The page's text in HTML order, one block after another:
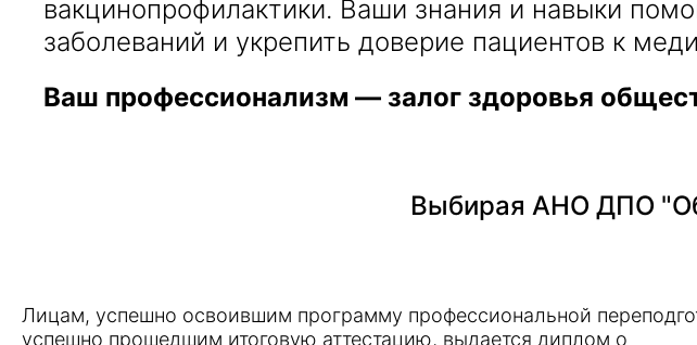
вакцинопрофилактики. Ваши знания и навыки
заболеваний и укрепить доверие пациентов к
Ваш профессионализм — залог здоровья
Выбирая АНО ДПО
Лицам, успешно освоившим программу профессиональной
успешно прошедшим итоговую аттестацию, выдается диплом о